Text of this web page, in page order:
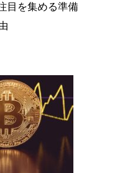
目を集める準備